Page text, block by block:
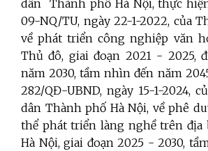
dân Thành phố Hà Nội, thực
09-NQ/TU, ngày 22-1-2022, của
về phát triển công nghiệp văn
Thủ đô, giai đoạn 2021 - 2025,
năm 2030, tầm nhìn đến năm
282/QĐ-UBND, ngày 15-1-2024,
dân Thành phố Hà Nội, về phê
thể phát triển làng nghề trên địa
Hà Nội, giai đoạn 2025 - 2030,